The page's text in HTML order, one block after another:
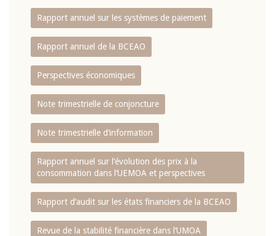
Rapport annuel sur les systèmes de paiement
Rapport annuel de la BCEAO
Perspectives économiques
Note trimestrielle de conjoncture
Note trimestrielle d‘information
Rapport annuel sur l‘évolution des prix à la
consommation dans l‘UEMOA et perspectives
Rapport d‘audit sur les états financiers de la BCEAO
Revue de la stabilité financière dans l‘UMOA